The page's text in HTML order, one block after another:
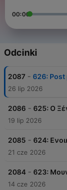
00:00
Odcinki
2087 - 626: Post
26 lip 2026
2086 - 625: Ο
19 lip 2026
2085 - 624:
21 cze 2026
2084 - 623:
14 cze 2026